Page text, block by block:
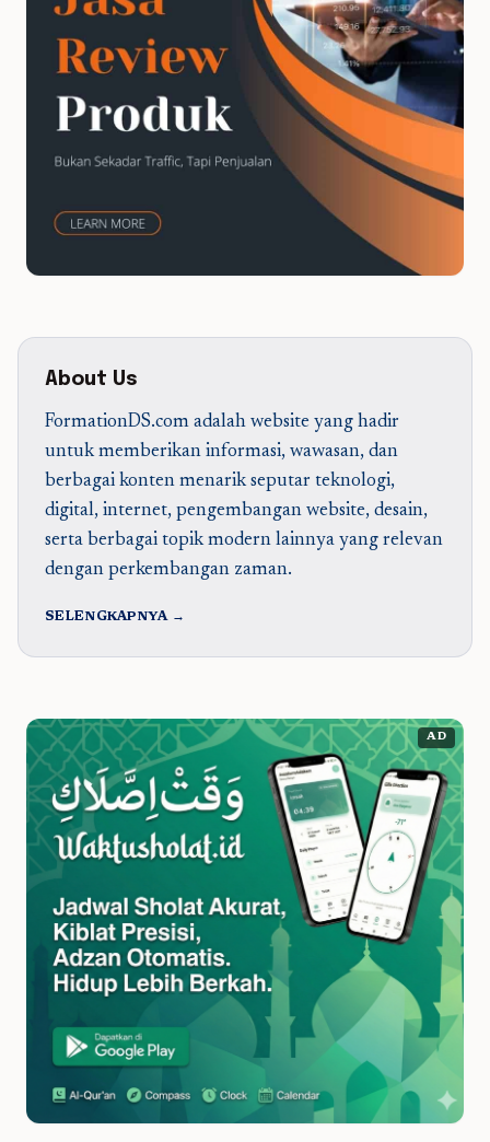
About Us
FormationDS.com adalah website yang hadir
untuk memberikan informasi, wawasan, dan
berbagai konten menarik seputar teknologi,
digital, internet, pengembangan website, desain,
serta berbagai topik modern lainnya yang relevan
dengan perkembangan zaman.
SELENGKAPNYA →
AD